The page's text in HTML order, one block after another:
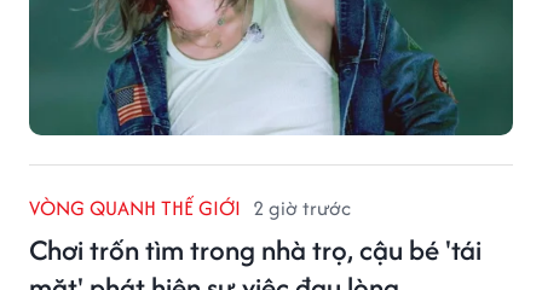
VÒNG QUANH THẾ GIỚI 2 giờ trước
Chơi trốn tìm trong nhà trọ, cậu bé 'tái